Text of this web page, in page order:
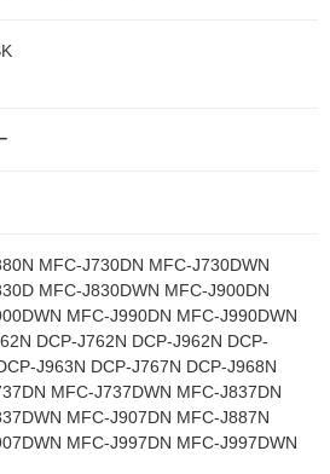
MFC-J730DN MFC-J730DWN
MFC-J830DWN MFC-J900DN
MFC-J990DN MFC-J990DWN
DCP-J762N DCP-J962N DCP-
J963N DCP-J767N DCP-J968N
MFC-J737DWN MFC-J837DN
MFC-J907DN MFC-J887N
MFC-J997DN MFC-J997DWN